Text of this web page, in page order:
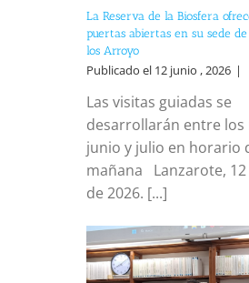
La Reserva de la Biosfera
puertas abiertas en su sede de
los Arroyo
Publicado el 12 junio , 2026 |
Las visitas guiadas se
desarrollarán entre los
junio y julio en horario
mañana Lanzarote,
de 2026. [...]